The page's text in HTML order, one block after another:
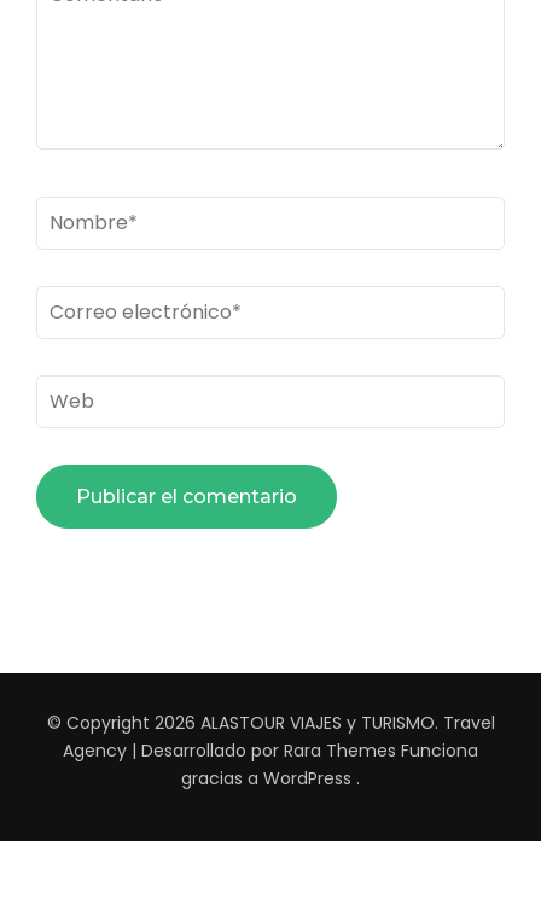
Nombre*
Correo
electrónico*
Web
© Copyright 2026 ALASTOUR VIAJES y TURISMO. Travel
Agency | Desarrollado por Rara Themes Funciona
gracias a WordPress .